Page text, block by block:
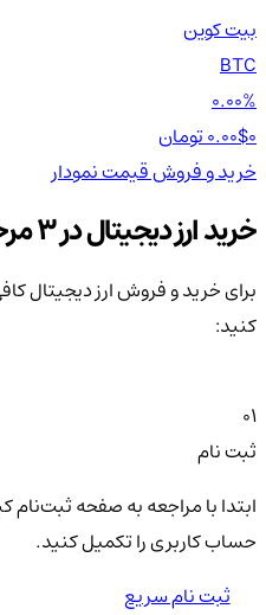
بیت کوین
BTC
0.00%
0.00$
خرید و فروشقیمتنمودار
خرید ارز دیجیتال در 3 مرحله ساده
برای خرید و فروش ارز دیجیتال
کنید:
01
ثبت نام
ابتدا با مراجعه به صفحه ثبت‌نام
حساب کاربری را تکمیل کنید.
ثبت نام سریع